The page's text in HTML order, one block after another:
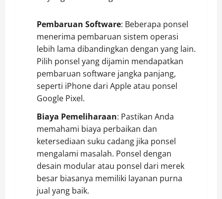
Pembaruan Software: Beberapa ponsel
menerima pembaruan sistem operasi
lebih lama dibandingkan dengan yang lain.
Pilih ponsel yang dijamin mendapatkan
pembaruan software jangka panjang,
seperti iPhone dari Apple atau ponsel
Google Pixel.
Biaya Pemeliharaan: Pastikan Anda
memahami biaya perbaikan dan
ketersediaan suku cadang jika ponsel
mengalami masalah. Ponsel dengan
desain modular atau ponsel dari merek
besar biasanya memiliki layanan purna
jual yang baik.